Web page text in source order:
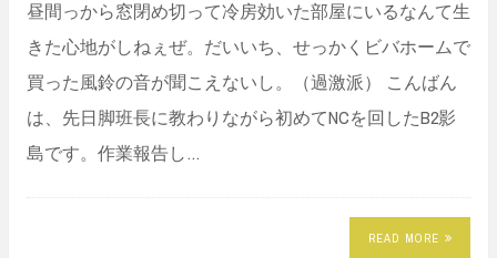
昼間っから窓閉め切って冷房効いた部屋にいるなんて生
きた心地がしねぇぜ。だいいち、せっかくビバホームで
買った風鈴の音が聞こえないし。（過激派） こんばん
は、先日脚班長に教わりながら初めてNCを回したB2影
島です。作業報告し…
READ MORE